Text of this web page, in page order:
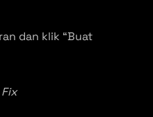
dan klik “Buat
Fix